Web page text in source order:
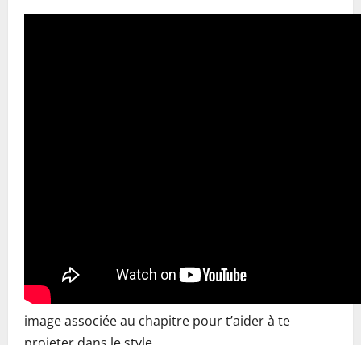
image associée au chapitre pour t’aider à te